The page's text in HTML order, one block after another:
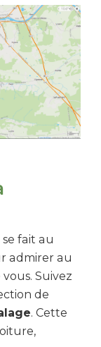
fait au
admirer au
Suivez
de
. Cette